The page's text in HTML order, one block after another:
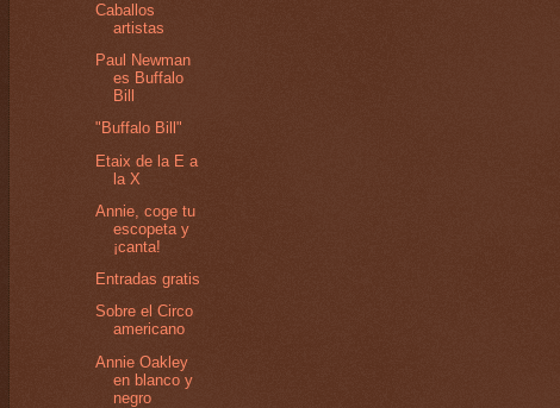
Caballos
artistas
Paul Newman
es Buffalo
Bill
"Buffalo Bill"
Etaix de la E a
la X
Annie, coge tu
escopeta y
¡canta!
Entradas gratis
Sobre el Circo
americano
Annie Oakley
en blanco y
negro